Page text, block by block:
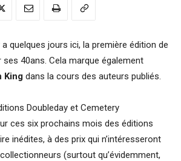
quelques jours ici, la première édition de
40ans. Cela marque également
King dans la cours des auteurs publiés.
Doubleday et Cemetery
ces six prochains mois des éditions
inédites, à des prix qui n’intéresseront
(surtout qu’évidemment,